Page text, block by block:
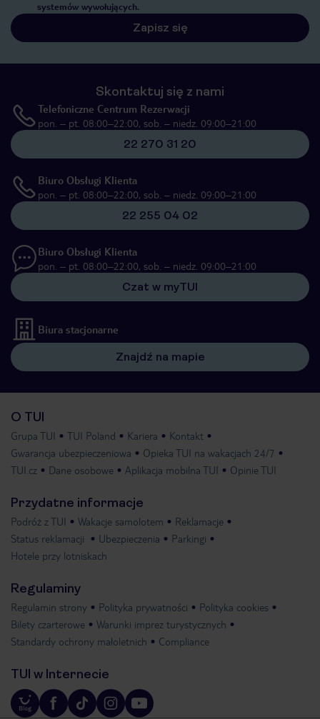
systemów wywołujących.
Zapisz się
Skontaktuj się z nami
Telefoniczne Centrum Rezerwacji
pon. – pt. 08:00–22:00, sob. – niedz. 09:00–21:00
22 270 31 20
Biuro Obsługi Klienta
pon. – pt. 08:00–22:00, sob. – niedz. 09:00–21:00
22 255 04 02
Biuro Obsługi Klienta
pon. – pt. 08:00–22:00, sob. – niedz. 09:00–21:00
Czat w myTUI
Biura stacjonarne
Znajdź na mapie
O TUI
Grupa TUI TUI Poland Kariera
Kontakt
Gwarancja ubezpieczeniowa
Opieka TUI na wakacjach 24/7
TUI.cz
Dane osobowe Aplikacja mobilna TUI Opinie TUI
Przydatne informacje
Podróż z TUI Wakacje samolotem
Reklamacje
Status reklamacji
Ubezpieczenia
Parkingi
Hotele przy lotniskach
Regulaminy
Regulamin strony Polityka prywatności
Polityka cookies
Bilety czarterowe
Warunki imprez turystycznych
Standardy ochrony małoletnich
Compliance
TUI w Internecie